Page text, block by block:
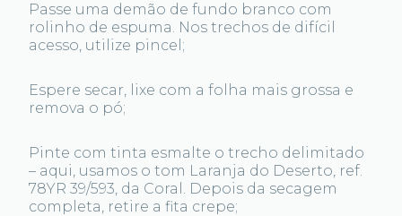
Passe uma demão de fundo branco com
rolinho de espuma. Nos trechos de difícil
acesso, utilize pincel;
Espere secar, lixe com a folha mais grossa e
remova o pó;
Pinte com tinta esmalte o trecho delimitado
– aqui, usamos o tom Laranja do Deserto, ref.
78YR 39/593, da Coral. Depois da secagem
completa, retire a fita crepe;